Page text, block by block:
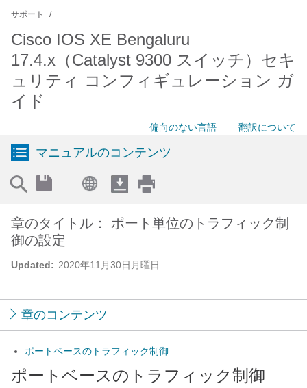
サポート
Cisco IOS XE Bengaluru
17.4.x（Catalyst 9300 スイッチ）セキ
ュリティ コンフィギュレーション ガ
イド
偏向のない言語 翻訳について
マニュアルのコンテンツ
Updated: 2020年11月30日月曜日
章のタイトル： ポート単位のトラフィック制
御の設定
章のコンテンツ
ポートベースのトラフィック制御
ポートベースのトラフィック制御